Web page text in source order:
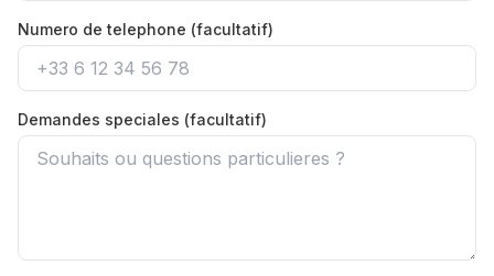
Numero de telephone (facultatif)
Demandes speciales (facultatif)